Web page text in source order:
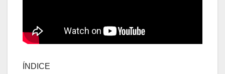
ÍNDICE